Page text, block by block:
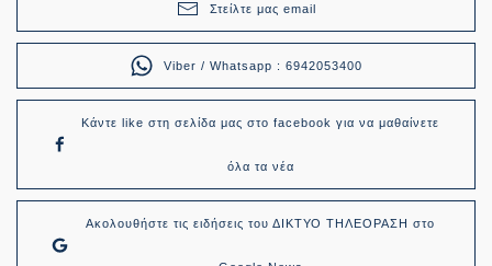
Στείλτε μας email
Viber / Whatsapp : 6942053400
Κάντε like στη σελίδα μας στο facebook για να μαθαίνετε
όλα τα νέα
Ακολουθήστε τις ειδήσεις του ΔΙΚΤΥΟ ΤΗΛΕΟΡΑΣΗ στο